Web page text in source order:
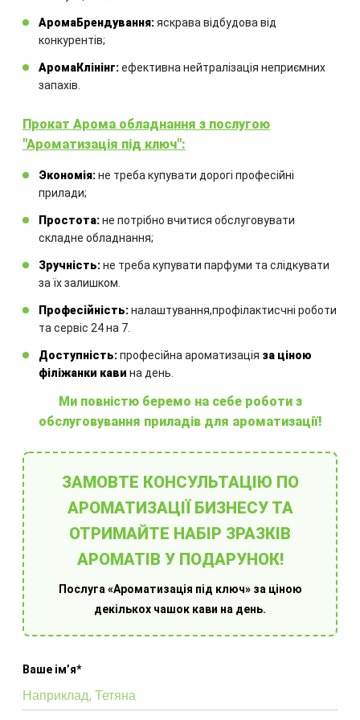
обладнання
Комбінація обладнання
розраховується для кожного
окремого проекту.
ЗАМОВИТИ
Інші товари
Аромати
Оберіть готове рішення
АромаБрендування:яскрава відбудова від
конкурентів;
АромаКлінінг:ефективна нейтралізація неприємних
запахів.
Прокат Арома обладнання з послугою
"Ароматизація під ключ":
Экономія:не треба купувати дорогі професійні
прилади;
Простота:не потрібно вчитися обслуговувати
складне обладнання;
Зручність:не треба купувати парфуми та слідкувати
за їх залишком.
Професійність:налаштування,профілактисчні роботи
та сервіс 24 на 7.
Доступність:професійна ароматизація за ціною
філіжанки кави на день.
Ми повністю беремо на себе роботи з
обслуговування приладів для ароматизації!
ЗАМОВТЕ КОНСУЛЬТАЦІЮ ПО
АРОМАТИЗАЦІЇ БИЗНЕСУ ТА
ОТРИМАЙТЕ НАБІР ЗРАЗКІВ
АРОМАТІВ У ПОДАРУНОК!
Послуга «Ароматизація під ключ» за ціною
декількох чашок кави на день.
Ваше імʼя*